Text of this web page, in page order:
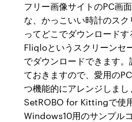
フリー画像サイトのPC画
な、かっこいい時計のス
ってどこでダウンロード
Fliqloというスクリーンセ
でダウンロードできます
ておきますので、愛用の
つ機能的にアレンジしまし
SetROBO for Kittingで使
Windows10用のサンプルコ